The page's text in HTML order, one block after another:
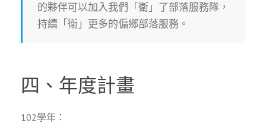
的夥伴可以加入我們「衛」了部落服務隊，
持續「衛」更多的偏鄉部落服務。
四、年度計畫
102學年：